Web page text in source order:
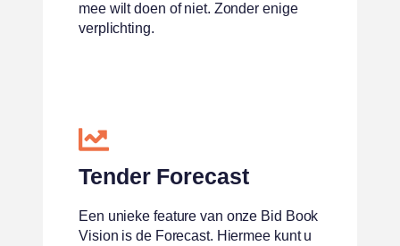
mee wilt doen of niet. Zonder enige
verplichting.
Tender Forecast
Een unieke feature van onze Bid Book
Vision is de Forecast. Hiermee kunt u